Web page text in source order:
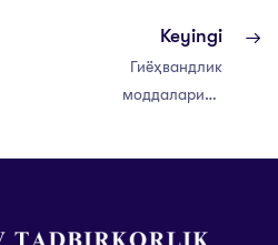
Keyingi
Гиёҳвандлик
моддаларини
хавфсизлигига